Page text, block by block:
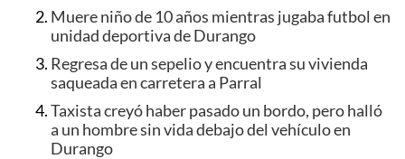
Muere niño de 10 años mientras jugaba futbol en
unidad deportiva de Durango
Regresa de un sepelio y encuentra su vivienda
saqueada en carretera a Parral
Taxista creyó haber pasado un bordo, pero halló
a un hombre sin vida debajo del vehículo en
Durango